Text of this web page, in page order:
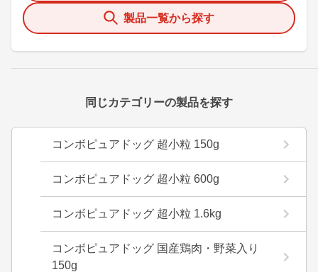
製品一覧から探す
同じカテゴリーの製品を探す
コンボピュアドッグ 超小粒 150g
コンボピュアドッグ 超小粒 600g
コンボピュアドッグ 超小粒 1.6kg
コンボピュアドッグ 国産鶏肉・野菜入り
150g